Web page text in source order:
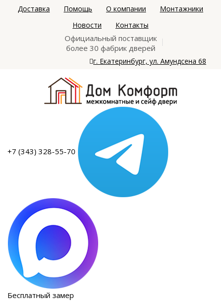
Доставка Помощь О компании
Монтажники
Новости
Контакты
Официальный поставщик
более 30 фабрик дверей
г. Екатеринбург, ул. Амундсена 68
+7 (343) 328-55-70
Бесплатный замер